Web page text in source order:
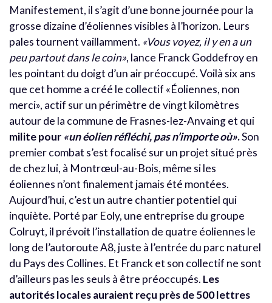
Manifestement, il s’agit d’une bonne journée pour la
grosse dizaine d’éoliennes visibles à l’horizon. Leurs
pales tournent vaillamment. «Vous voyez, il y en a un
peu partout dans le coin», lance Franck Goddefroy en
les pointant du doigt d’un air préoccupé. Voilà six ans
que cet homme a créé le collectif «Éoliennes, non
merci», actif sur un périmètre de vingt kilomètres
autour de la commune de Frasnes-lez-Anvaing et qui
milite pour «un éolien réfléchi, pas n’importe où».Son
premier combat s’est focalisé sur un projet situé près
de chez lui, à Montrœul-au-Bois, même si les
éoliennes n’ont finalement jamais été montées.
Aujourd’hui, c’est un autre chantier potentiel qui
inquiète. Porté par Eoly, une entreprise du groupe
Colruyt, il prévoit l’installation de quatre éoliennes le
long de l’autoroute A8, juste à l’entrée du parc naturel
du Pays des Collines. Et Franck et son collectif ne sont
d’ailleurs pas les seuls à être préoccupés. Les
autorités locales auraient reçu près de 500 lettres